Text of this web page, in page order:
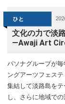
文化の力で淡
—Awaji Art
パソナグループが
ングアーツフェス
集結して淡路島を
し、さらに地域で